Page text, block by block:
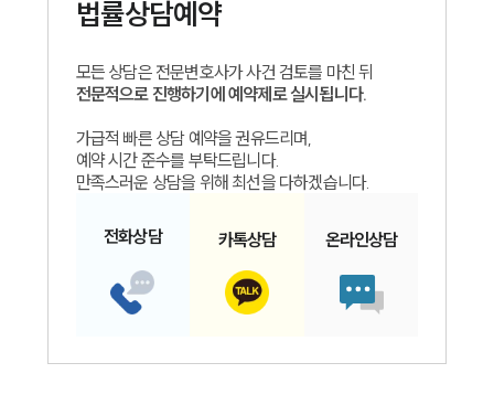
법률상담예약
모든 상담은 전문변호사가 사건 검토를 마친 뒤
전문적으로 진행하기에 예약제로 실시됩니다.
가급적 빠른 상담 예약을 권유드리며,
예약 시간 준수를 부탁드립니다.
만족스러운 상담을 위해 최선을 다하겠습니다.
전화상담 카톡상담 온라인상담